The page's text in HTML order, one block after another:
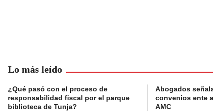
Lo más leído
¿Qué pasó con el proceso de
responsabilidad fiscal por el parque
biblioteca de Tunja?
Abogados
convenios ente
AMC